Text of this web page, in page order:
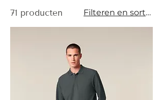
71 producten Filteren en sorteren